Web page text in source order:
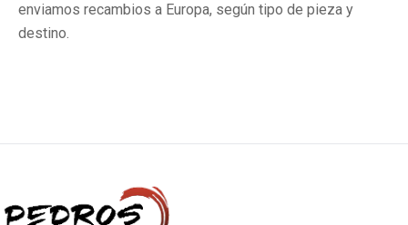
enviamos recambios a Europa, según tipo de pieza y
destino.